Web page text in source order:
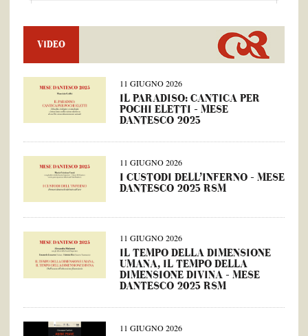
VIDEO
11 GIUGNO 2026
IL PARADISO: CANTICA PER
POCHI ELETTI – MESE
DANTESCO 2025
11 GIUGNO 2026
I CUSTODI DELL’INFERNO – MESE
DANTESCO 2025 RSM
11 GIUGNO 2026
IL TEMPO DELLA DIMENSIONE
UMANA, IL TEMPO DELLA
DIMENSIONE DIVINA – MESE
DANTESCO 2025 RSM
11 GIUGNO 2026